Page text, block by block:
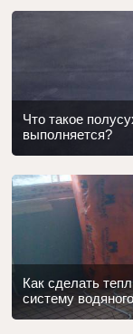
Что такое
выполняется?
Как сделать
систему